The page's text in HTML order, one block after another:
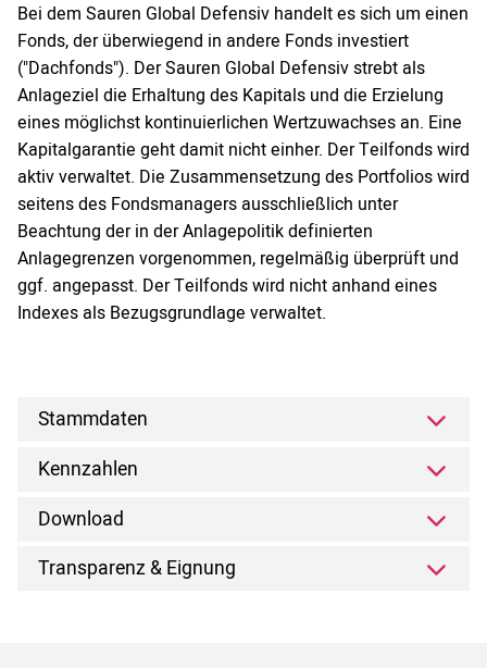
Bei dem Sauren Global Defensiv handelt es sich um einen
Fonds, der überwiegend in andere Fonds investiert
("Dachfonds"). Der Sauren Global Defensiv strebt als
Anlageziel die Erhaltung des Kapitals und die Erzielung
eines möglichst kontinuierlichen Wertzuwachses an. Eine
Kapitalgarantie geht damit nicht einher. Der Teilfonds wird
aktiv verwaltet. Die Zusammensetzung des Portfolios wird
seitens des Fondsmanagers ausschließlich unter
Beachtung der in der Anlagepolitik definierten
Anlagegrenzen vorgenommen, regelmäßig überprüft und
ggf. angepasst. Der Teilfonds wird nicht anhand eines
Indexes als Bezugsgrundlage verwaltet.
Stammdaten
Kennzahlen
Download
Transparenz & Eignung